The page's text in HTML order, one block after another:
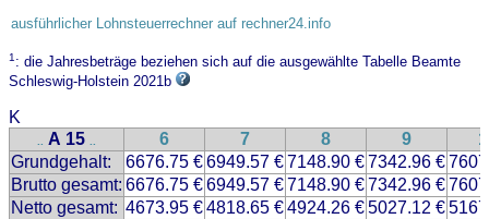
ausführlicher Lohnsteuerrechner auf rechner24.info
1: die Jahresbeträge beziehen sich auf die ausgewählte Tabelle Beamte
Schleswig-Holstein 2021b
K
.. A 15 .. 6 7 8 9
Grundgehalt:
6676.75 €6949.57 €7148.90 €7342.96 €
Brutto gesamt: 6676.75 €6949.57 €7148.90 €7342.96 €
Netto gesamt: 4673.95 €4818.65 €4924.26 €5027.12 €